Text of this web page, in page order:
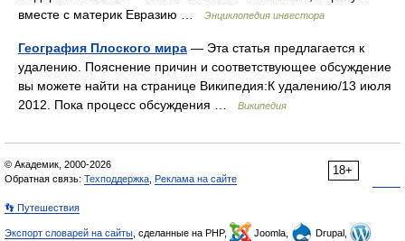
вместе с материк Евразию …
Энциклопедия инвестора
География Плоского мира — Эта статья предлагается к
удалению. Пояснение причин и соответствующее обсуждение
вы можете найти на странице Википедия:К удалению/13 июля
2012. Пока процесс обсуждения …
Википедия
18+
© Академик, 2000-2026
Обратная связь: Техподдержка Реклама на сайте
👣 Путешествия
Экспорт словарей на сайты , сделанные на PHP, Joomla,
Drupal,